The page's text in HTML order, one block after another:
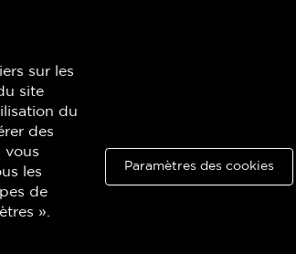
sur les
site
du
des
vous
les
de
».
Paramètres des cookies
de saxophones Quasar. Tous droits réservés.